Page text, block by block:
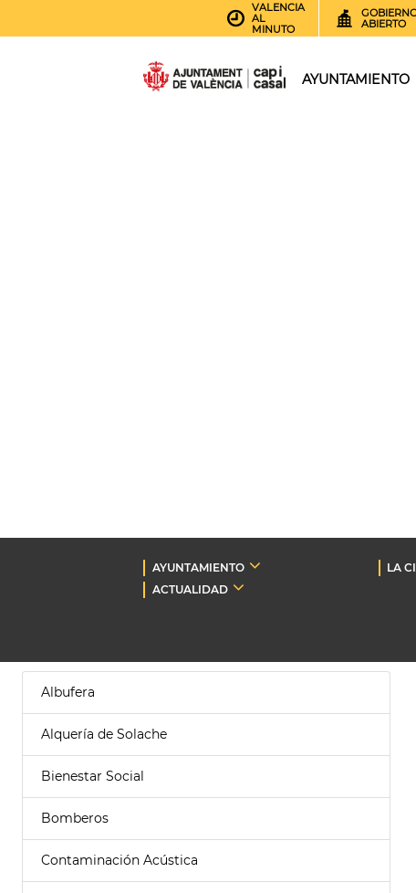
VALENCIA
AL
MINUTO
ABIERTO
AYUNTAMIENTO
AYUNTAMIENTO LA
ACTUALIDAD
Albufera
Alquería de Solache
Bienestar Social
Bomberos
Contaminación Acústica